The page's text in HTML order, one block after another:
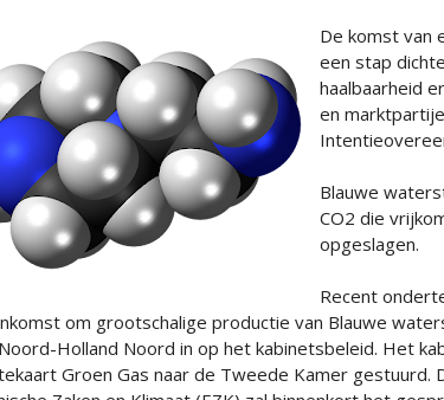
De komst van
een stap
haalbaarheid
en
Blauwe
CO2 die
opgeslagen.
Recent
om grootschalige productie van Blauwe
Holland Noord in op het kabinetsbeleid. Het
Groen Gas naar de Tweede Kamer